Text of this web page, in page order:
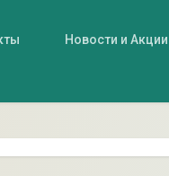
Новости и Акции